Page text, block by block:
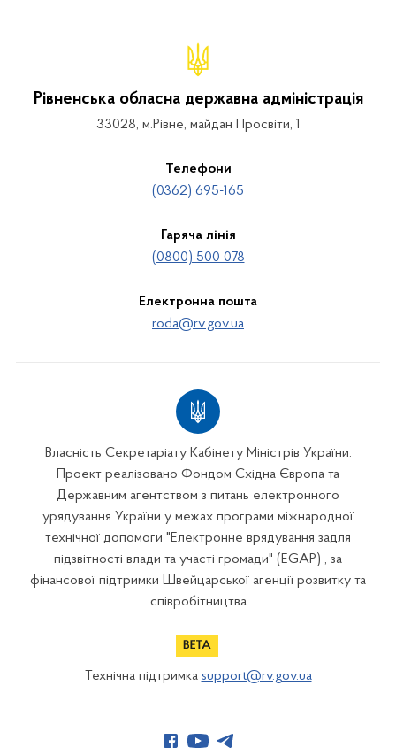
Рівненська обласна державна адміністрація
33028, м.Рівне, майдан Просвіти, 1
Телефони
(0362) 695-165
Гаряча лінія
(0800) 500 078
Електронна пошта
roda@rv.gov.ua
Власність Секретаріату Кабінету Міністрів України.
Проект реалізовано Фондом Східна Європа та
Державним агентством з питань електронного
урядування України у межах програми міжнародної
технічної допомоги "Електронне врядування задля
підзвітності влади та участі громади" (EGAP) , за
фінансової підтримки Швейцарської агенції розвитку та
співробітництва
Технічна підтримка support@rv.gov.ua